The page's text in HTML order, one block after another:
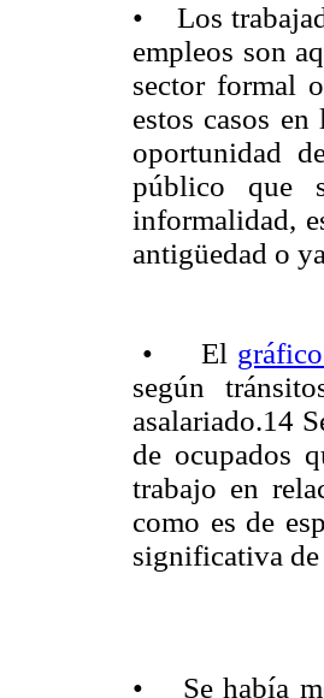
• Los
empleos son
sector formal
estos casos
oportunidad
público que
informalidad,
antigüedad o
• El
según
asalariado.14
de ocupados
trabajo en
como es de
significativa
• Se había